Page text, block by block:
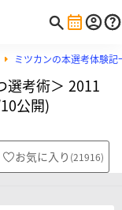
ミツカンの本選考体験記
選考術＞ 2011
公開)
お気に入り (21916)